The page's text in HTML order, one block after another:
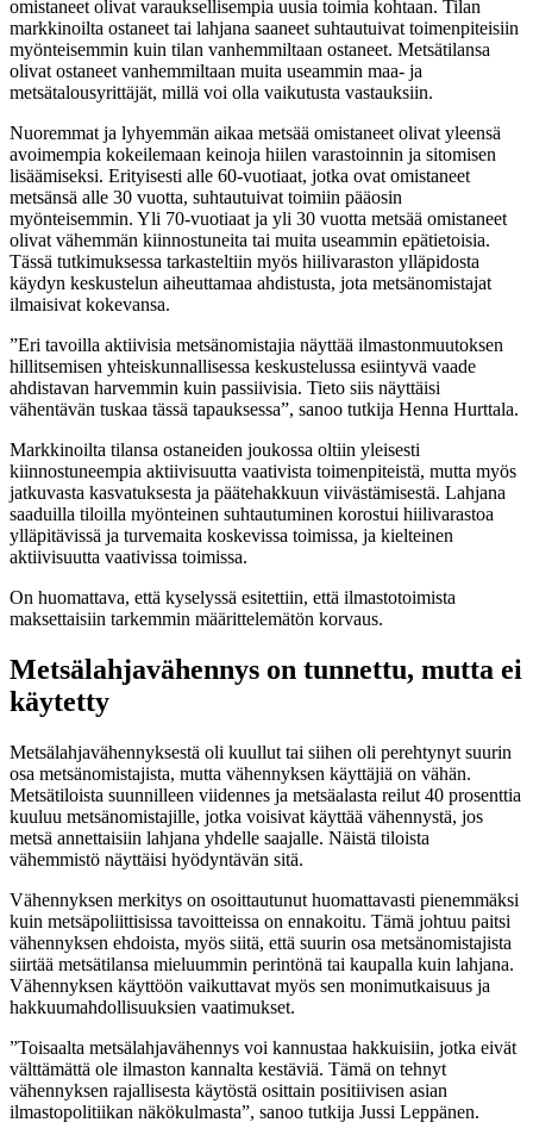
omistaneet olivat varauksellisempia uusia toimia kohtaan. Tilan
markkinoilta ostaneet tai lahjana saaneet suhtautuivat toimenpiteisiin
myönteisemmin kuin tilan vanhemmiltaan ostaneet. Metsätilansa
olivat ostaneet vanhemmiltaan muita useammin maa- ja
metsätalousyrittäjät, millä voi olla vaikutusta vastauksiin.
Nuoremmat ja lyhyemmän aikaa metsää omistaneet olivat yleensä
avoimempia kokeilemaan keinoja hiilen varastoinnin ja sitomisen
lisäämiseksi. Erityisesti alle 60-vuotiaat, jotka ovat omistaneet
metsänsä alle 30 vuotta, suhtautuivat toimiin pääosin
myönteisemmin. Yli 70-vuotiaat ja yli 30 vuotta metsää omistaneet
olivat vähemmän kiinnostuneita tai muita useammin epätietoisia.
Tässä tutkimuksessa tarkasteltiin myös hiilivaraston ylläpidosta
käydyn keskustelun aiheuttamaa ahdistusta, jota metsänomistajat
ilmaisivat kokevansa.
”Eri tavoilla aktiivisia metsänomistajia näyttää ilmastonmuutoksen
hillitsemisen yhteiskunnallisessa keskustelussa esiintyvä vaade
ahdistavan harvemmin kuin passiivisia. Tieto siis näyttäisi
vähentävän tuskaa tässä tapauksessa”, sanoo tutkija Henna Hurttala.
Markkinoilta tilansa ostaneiden joukossa oltiin yleisesti
kiinnostuneempia aktiivisuutta vaativista toimenpiteistä, mutta myös
jatkuvasta kasvatuksesta ja päätehakkuun viivästämisestä. Lahjana
saaduilla tiloilla myönteinen suhtautuminen korostui hiilivarastoa
ylläpitävissä ja turvemaita koskevissa toimissa, ja kielteinen
aktiivisuutta vaativissa toimissa.
On huomattava, että kyselyssä esitettiin, että ilmastotoimista
maksettaisiin tarkemmin määrittelemätön korvaus.
Metsälahjavähennys on tunnettu, mutta ei
käytetty
Metsälahjavähennyksestä oli kuullut tai siihen oli perehtynyt suurin
osa metsänomistajista, mutta vähennyksen käyttäjiä on vähän.
Metsätiloista suunnilleen viidennes ja metsäalasta reilut 40 prosenttia
kuuluu metsänomistajille, jotka voisivat käyttää vähennystä, jos
metsä annettaisiin lahjana yhdelle saajalle. Näistä tiloista
vähemmistö näyttäisi hyödyntävän sitä.
Vähennyksen merkitys on osoittautunut huomattavasti pienemmäksi
kuin metsäpoliittisissa tavoitteissa on ennakoitu. Tämä johtuu paitsi
vähennyksen ehdoista, myös siitä, että suurin osa metsänomistajista
siirtää metsätilansa mieluummin perintönä tai kaupalla kuin lahjana.
Vähennyksen käyttöön vaikuttavat myös sen monimutkaisuus ja
hakkuumahdollisuuksien vaatimukset.
”Toisaalta metsälahjavähennys voi kannustaa hakkuisiin, jotka eivät
välttämättä ole ilmaston kannalta kestäviä. Tämä on tehnyt
vähennyksen rajallisesta käytöstä osittain positiivisen asian
ilmastopolitiikan näkökulmasta”, sanoo tutkija Jussi Leppänen.